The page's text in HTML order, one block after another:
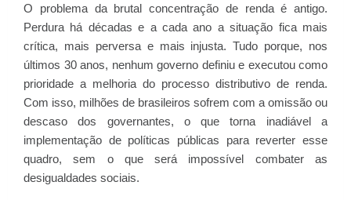
O problema da brutal concentração de renda é antigo.
Perdura há décadas e a cada ano a situação fica mais
crítica, mais perversa e mais injusta. Tudo porque, nos
últimos 30 anos, nenhum governo definiu e executou como
prioridade a melhoria do processo distributivo de renda.
Com isso, milhões de brasileiros sofrem com a omissão ou
descaso dos governantes, o que torna inadiável a
implementação de políticas públicas para reverter esse
quadro, sem o que será impossível combater as
desigualdades sociais.